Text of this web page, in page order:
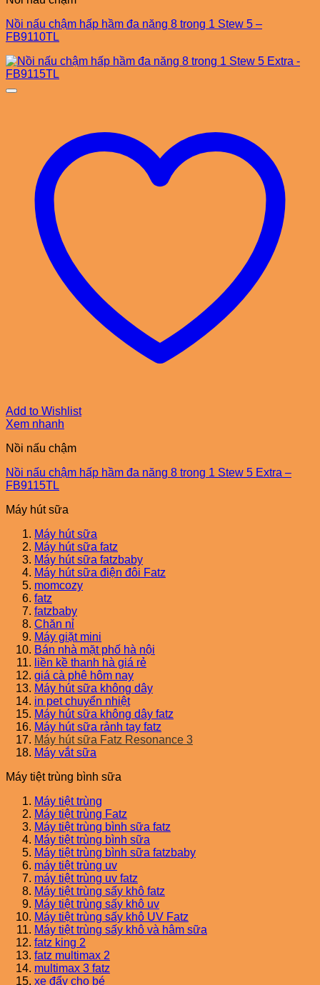
Nồi nấu chậm hấp hầm đa năng 8 trong 1 Stew 5 –
FB9110TL
Add to Wishlist
Xem nhanh
Nồi nấu chậm
Nồi nấu chậm hấp hầm đa năng 8 trong 1 Stew 5 Extra –
FB9115TL
Máy hút sữa
Máy hút sữa
Máy hút sữa fatz
Máy hút sữa fatzbaby
Máy hút sữa điện đôi Fatz
momcozy
fatz
fatzbaby
Chăn nỉ
Máy giặt mini
Bán nhà mặt phố hà nội
liền kề thanh hà giá rẻ
giá cà phê hôm nay
Máy hút sữa không dây
in pet chuyển nhiệt
Máy hút sữa không dây fatz
Máy hút sữa rảnh tay fatz
Máy hút sữa Fatz Resonance 3
Máy vắt sữa
Máy tiệt trùng bình sữa
Máy tiệt trùng
Máy tiệt trùng Fatz
Máy tiệt trùng bình sữa fatz
Máy tiệt trùng bình sữa
Máy tiệt trùng bình sữa fatzbaby
máy tiệt trùng uv
máy tiệt trùng uv fatz
Máy tiệt trùng sấy khô fatz
Máy tiệt trùng sấy khô uv
Máy tiệt trùng sấy khô UV Fatz
Máy tiệt trùng sấy khô và hâm sữa
fatz king 2
fatz multimax 2
multimax 3 fatz
xe đẩy cho bé